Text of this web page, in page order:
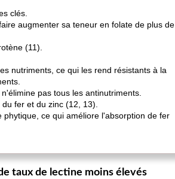
clés.
augmenter sa teneur en folate de plus de
(11).
nutriments, ce qui les rend résistants à la
pas tous les antinutriments.
fer et du zinc (12, 13).
ce qui améliore l'absorption de fer
taux de lectine moins élevés